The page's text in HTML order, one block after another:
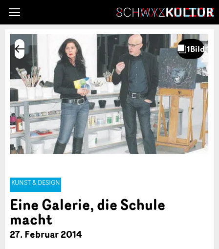
KUNST & DESIGN
Eine Galerie, die Schule
macht
27. Februar 2014